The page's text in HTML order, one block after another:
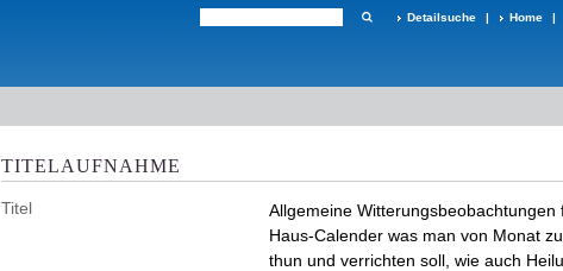
Detailsuche | Home |
TITELAUFNAHME
Titel Allgemeine
Haus-Calender was man von Monat
thun und verrichten soll, wie auch